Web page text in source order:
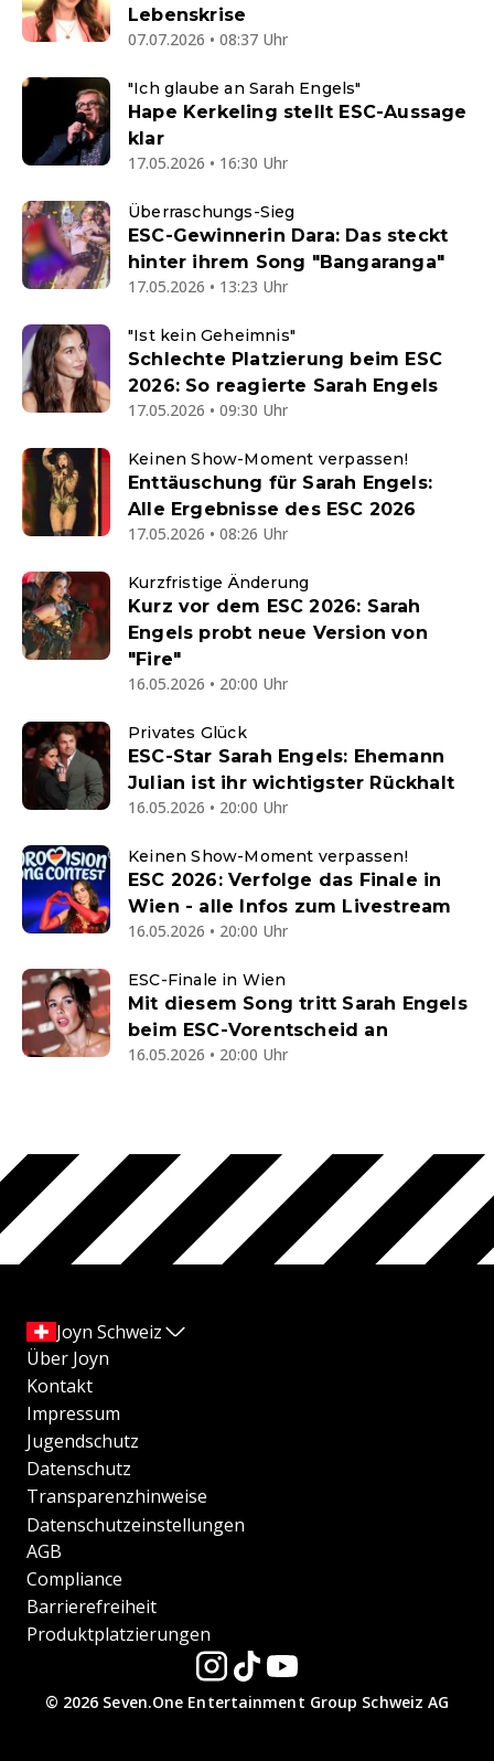
Lebenskrise
07.07.2026 • 08:37 Uhr
"Ich glaube an Sarah Engels"
Hape Kerkeling stellt ESC-Aussage
klar
17.05.2026 • 16:30 Uhr
Überraschungs-Sieg
ESC-Gewinnerin Dara: Das steckt
hinter ihrem Song "Bangaranga"
17.05.2026 • 13:23 Uhr
"Ist kein Geheimnis"
Schlechte Platzierung beim ESC
2026: So reagierte Sarah Engels
17.05.2026 • 09:30 Uhr
Keinen Show-Moment verpassen!
Enttäuschung für Sarah Engels:
Alle Ergebnisse des ESC 2026
17.05.2026 • 08:26 Uhr
Kurzfristige Änderung
Kurz vor dem ESC 2026: Sarah
Engels probt neue Version von
"Fire"
16.05.2026 • 20:00 Uhr
Privates Glück
ESC-Star Sarah Engels: Ehemann
Julian ist ihr wichtigster Rückhalt
16.05.2026 • 20:00 Uhr
Keinen Show-Moment verpassen!
ESC 2026: Verfolge das Finale in
Wien - alle Infos zum Livestream
16.05.2026 • 20:00 Uhr
ESC-Finale in Wien
Mit diesem Song tritt Sarah Engels
beim ESC-Vorentscheid an
16.05.2026 • 20:00 Uhr
Joyn Schweiz
Über Joyn
Kontakt
Impressum
Jugendschutz
Datenschutz
Transparenzhinweise
Datenschutzeinstellungen
AGB
Compliance
Barrierefreiheit
Produktplatzierungen
© 2026 Seven.One Entertainment Group Schweiz AG